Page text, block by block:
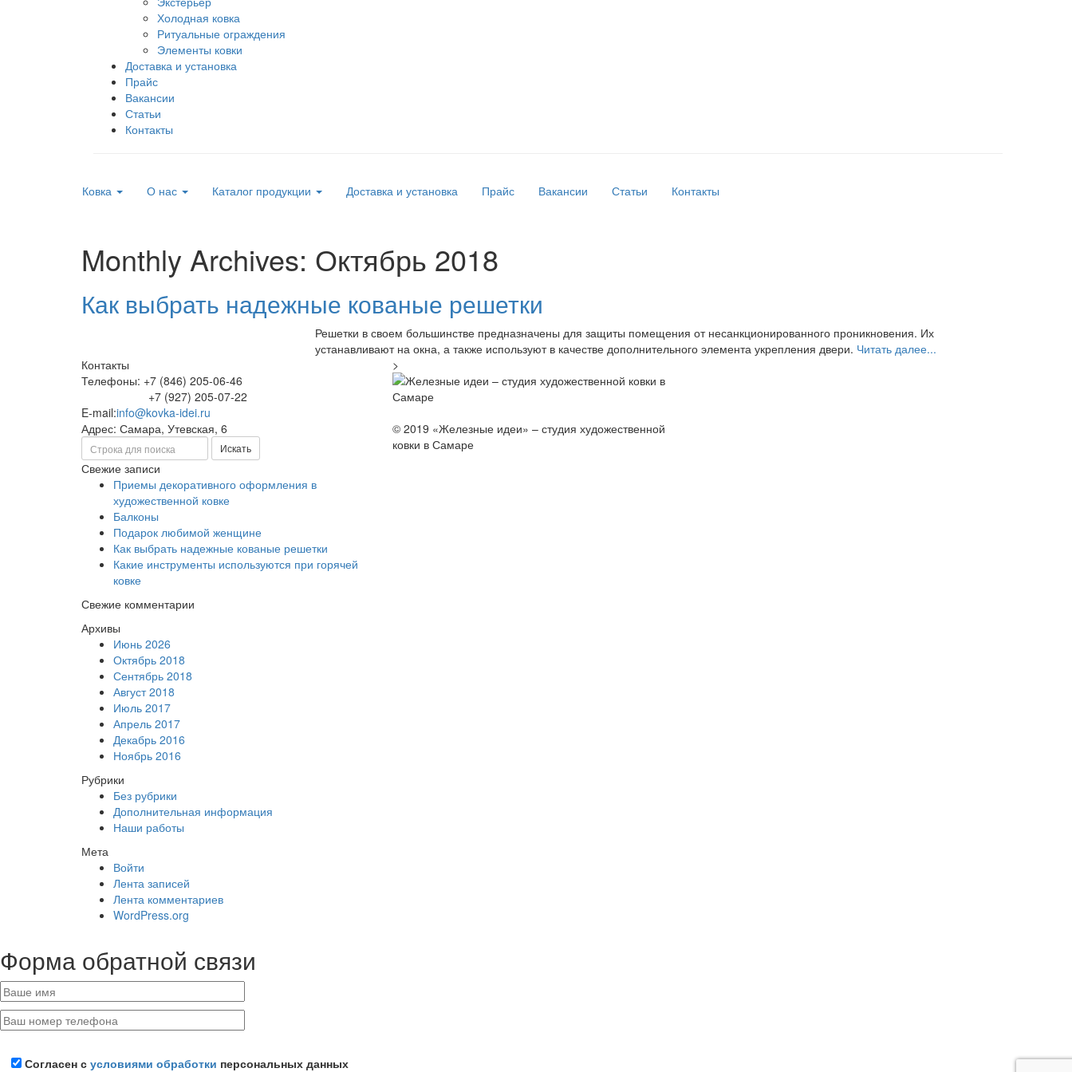
Холодная ковка
Ритуальные ограждения
Элементы ковки
Доставка и установка
Прайс
Вакансии
Статьи
Контакты
Ковка О нас Каталог продукции Доставка и установка Прайс Вакансии Статьи Контакты
Monthly Archives: Октябрь 2018
Как выбрать надежные кованые решетки
Решетки в своем большинстве предназначены для защиты помещения от несанкционированного проникновения. Их
устанавливают на окна, а также используют в качестве дополнительного элемента укрепления двери. Читать далее...
Контакты
Телефоны: +7 (846) 205-06-46
+7 (927) 205-07-22
E-mail:info@kovka-idei.ru
Адрес: Самара, Утевская, 6
Поиск
Искать
Свежие записи
Приемы декоративного оформления в
художественной ковке
Балконы
Подарок любимой женщине
Как выбрать надежные кованые решетки
Какие инструменты используются при горячей
ковке
Свежие комментарии
Архивы
Июнь 2026
Октябрь 2018
Сентябрь 2018
Август 2018
Июль 2017
Апрель 2017
Декабрь 2016
Ноябрь 2016
Рубрики
Без рубрики
Дополнительная информация
Наши работы
Мета
Войти
Лента записей
Лента комментариев
WordPress.org
>
© 2019 «Железные идеи» – студия художественной
ковки в Самаре
Форма обратной связи
Согласен с условиями обработки персональных данных